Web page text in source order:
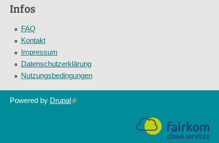
Infos
FAQ
Kontakt
Impressum
Datenschutzerklärung
Nutzungsbedingungen
Powered by Drupal(link